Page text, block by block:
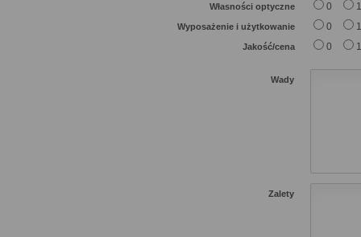
Własności optyczne 0 1
Wyposażenie i użytkowanie 0 1
Jakość/cena 0 1
Wady
Zalety